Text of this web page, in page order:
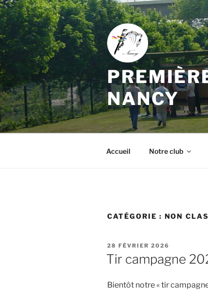
Aller
au
contenu
principal
NANCY
Accueil Notre club
CATÉGORIE : NON
PUBLIÉ
LE
28 FÉVRIER 2026
Tir campagne
Bientôt notre « tir